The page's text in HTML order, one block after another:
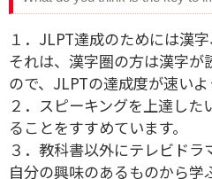
１．JLPT達成のためには漢
それは、漢字圏の方は漢字が
ので、JLPTの達成度が速いよ
２．スピーキングを上達し
ることをすすめています。
３．教科書以外にテレビドラ
自分の興味のあるものから学